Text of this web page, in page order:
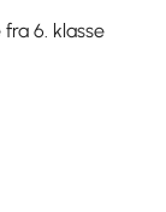
6. klasse